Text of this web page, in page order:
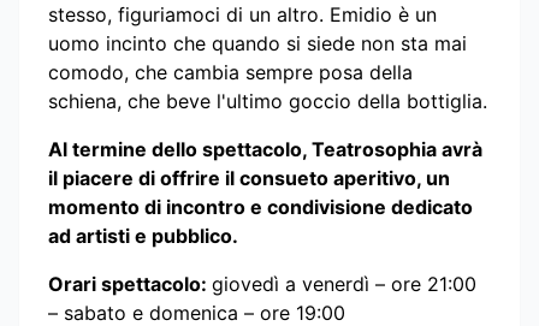
stesso, figuriamoci di un altro. Emidio è un
uomo incinto che quando si siede non sta mai
comodo, che cambia sempre posa della
schiena, che beve l'ultimo goccio della bottiglia.
Al termine dello spettacolo, Teatrosophia avrà
il piacere di offrire il consueto aperitivo, un
momento di incontro e condivisione dedicato
ad artisti e pubblico.
Orari spettacolo: giovedì a venerdì – ore 21:00
– sabato e domenica – ore 19:00